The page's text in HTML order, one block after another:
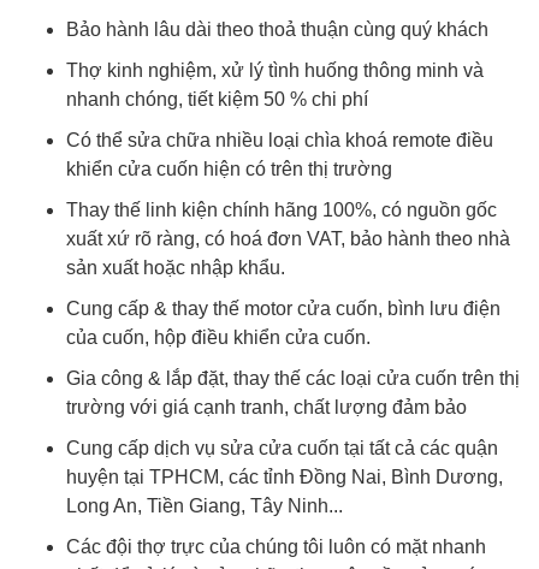
Bảo hành lâu dài theo thoả thuận cùng quý khách
Thợ kinh nghiệm, xử lý tình huống thông minh và
nhanh chóng, tiết kiệm 50 % chi phí
Có thể sửa chữa nhiều loại chìa khoá remote điều
khiển cửa cuốn hiện có trên thị trường
Thay thế linh kiện chính hãng 100%, có nguồn gốc
xuất xứ rõ ràng, có hoá đơn VAT, bảo hành theo nhà
sản xuất hoặc nhập khẩu.
Cung cấp & thay thế motor cửa cuốn, bình lưu điện
của cuốn, hộp điều khiển cửa cuốn.
Gia công & lắp đặt, thay thế các loại cửa cuốn trên thị
trường với giá cạnh tranh, chất lượng đảm bảo
Cung cấp dịch vụ sửa cửa cuốn tại tất cả các quận
huyện tại TPHCM, các tỉnh Đồng Nai, Bình Dương,
Long An, Tiền Giang, Tây Ninh...
Các đội thợ trực của chúng tôi luôn có mặt nhanh